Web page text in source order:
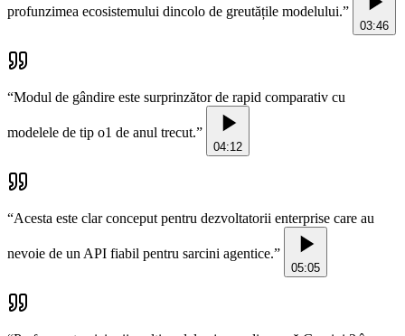
profunzimea ecosistemului dincolo de greutățile modelului.”
03:46
“Modul de gândire este surprinzător de rapid comparativ cu
modelele de tip o1 de anul trecut.”
04:12
“Acesta este clar conceput pentru dezvoltatorii enterprise care au
nevoie de un API fiabil pentru sarcini agentice.”
05:05